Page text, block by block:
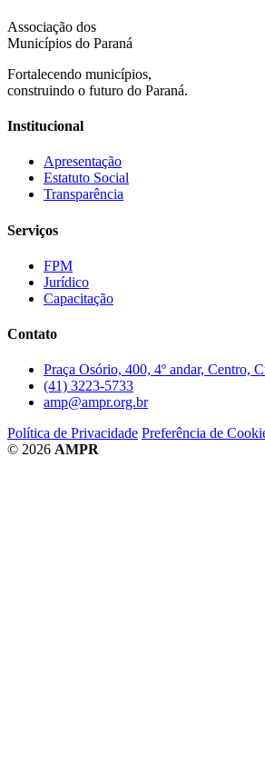
Associação dos
Municípios do Paraná
Fortalecendo municípios,
construindo o futuro do Paraná.
Institucional
Apresentação
Estatuto Social
Transparência
Serviços
FPM
Jurídico
Capacitação
Contato
Praça Osório, 400, 4º andar, Centro,
(41) 3223-5733
amp@ampr.org.br
Política de Privacidade Preferência de
© 2026 AMPR